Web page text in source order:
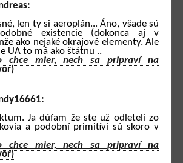
len ty si aeroplán... Áno, všade sú
existencie (dokonca aj v
ako nejaké okrajové elementy. Ale
UA to má ako štátnu ..
chce mier, nech sa pripraví na
Ja dúfam že ste už odleteli zo
a podobní primitívi sú skoro v
chce mier, nech sa pripraví na